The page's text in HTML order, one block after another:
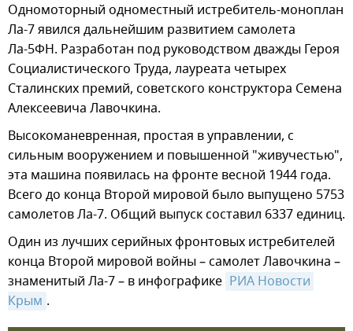
Одномоторный одноместный истребитель-моноплан
Ла-7 явился дальнейшим развитием самолета
Ла-5ФН. Разработан под руководством дважды Героя
Социалистического Труда, лауреата четырех
Сталинских премий, советского конструктора Семена
Алексеевича Лавочкина.
Высокоманевренная, простая в управлении, с
сильным вооружением и повышенной "живучестью",
эта машина появилась на фронте весной 1944 года.
Всего до конца Второй мировой было выпущено 5753
самолетов Ла-7. Общий выпуск составил 6337 единиц.
Один из лучших серийных фронтовых истребителей
конца Второй мировой войны – самолет Лавочкина –
знаменитый Ла-7 – в инфографике РИА Новости
Крым .